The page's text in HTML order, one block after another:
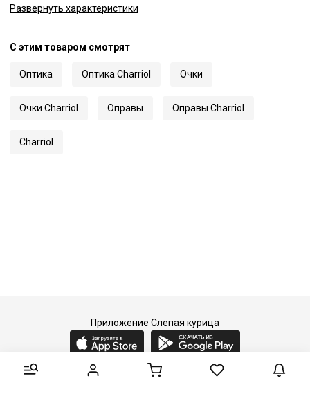
Ширина переносицы
Код
Артикул
75126
Развернуть характеристики
С этим товаром смотрят
Оптика Оптика Charriol Очки
Очки Charriol Оправы Оправы Charriol
Charriol
Приложение Слепая курица
2015-2026 © Слепая курица - fashion concept store.